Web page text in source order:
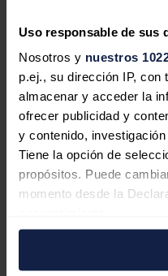
Uso responsable de sus
Nosotros y nuestros
p.ej., su dirección IP,
almacenar y acceder la
ofrecer publicidad y
y contenido,
Tiene la opción de
propósitos. Puede
momento desde la
Si lo permite, también
La calefacción
papel clave en
alemanas
José A. Roca07/08/2026